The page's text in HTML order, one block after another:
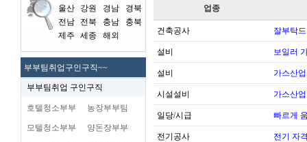
울산
강원 경남
경북
전남
전북 충남
충북
제주
세종 해외
부부팀취업구인구직~~
부부팀취업 구인구직
호텔청소부부 농장부부팀
모텔청소부부 양돈장부부
업종
건축공사 잘부탁
설비 보일러
설비 가스산
시설설비 가스산
일당/시급 빠르게
전기공사 전기 자